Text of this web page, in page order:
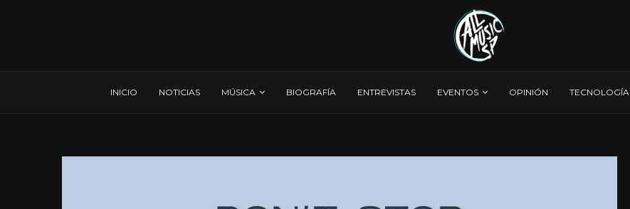
INICIO NOTICIAS MÚSICA BIOGRAFÍA ENTREVISTAS EVENTOS OPINIÓN TECNOLOGÍA